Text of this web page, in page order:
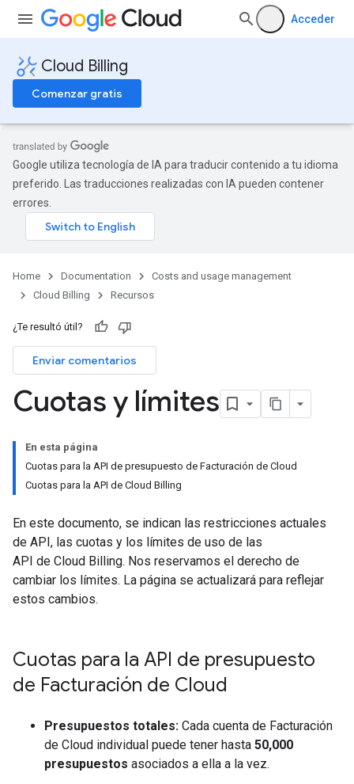
Acceder
Cloud Billing
Comenzar gratis
Google utiliza tecnología de IA para traducir contenido a tu idioma
preferido. Las traducciones realizadas con IA pueden contener
errores.
Home Documentation
Costs and usage management
Cloud Billing
Recursos
¿Te resultó útil?
Enviar comentarios
Cuotas y límites
En esta página
Cuotas para la API de presupuesto de Facturación de Cloud
Cuotas para la API de Cloud Billing
En este documento, se indican las restricciones actuales
de API, las cuotas y los límites de uso de las
API de Cloud Billing. Nos reservamos el derecho de
cambiar los límites. La página se actualizará para reflejar
estos cambios.
Cuotas para la API de presupuesto
de Facturación de Cloud
Presupuestos totales: Cada cuenta de Facturación
de Cloud individual puede tener hasta 50,000
presupuestos asociados a ella a la vez.